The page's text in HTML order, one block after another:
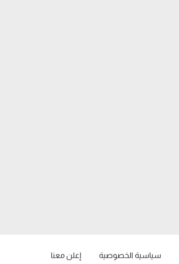
سياسية الخصوصية إعلن معنا